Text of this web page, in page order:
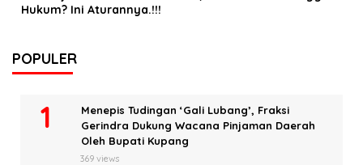
Hukum? Ini Aturannya.!!!
POPULER
Menepis Tudingan ‘Gali Lubang’, Fraksi
Gerindra Dukung Wacana Pinjaman Daerah
Oleh Bupati Kupang
369 views